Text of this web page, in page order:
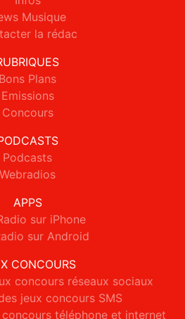
Musique
la rédac
Bons Plans
Emissions
Concours
Podcasts
Webradios
APPS
sur iPhone
sur Android
CONCOURS
concours réseaux sociaux
jeux concours SMS
téléphone et internet